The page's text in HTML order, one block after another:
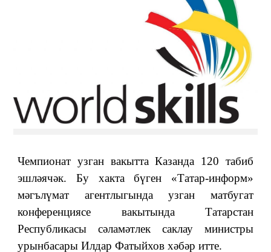
Чемпионат узган вакытта Казанда 120 табиб
эшләячәк. Бу хакта бүген «Татар-информ»
мәгълүмат агентлыгында узган матбугат
конференциясе вакытында Татарстан
Республикасы сәламәтлек саклау министры
урынбасары Илдар Фатыйхов хәбәр итте.